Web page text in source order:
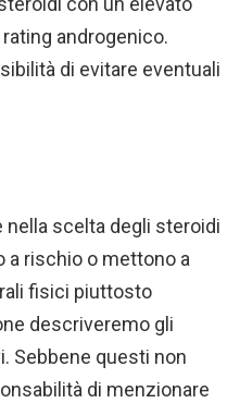
androgenico.
di evitare eventuali
nella scelta degli steroidi
a rischio o mettono a
fisici piuttosto
descriveremo gli
Sebbene questi non
di menzionare